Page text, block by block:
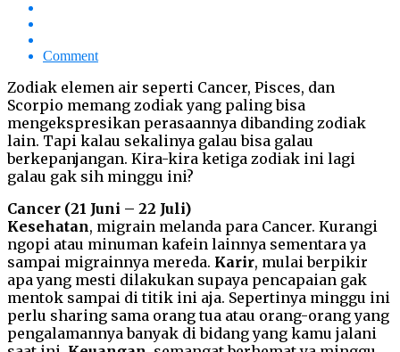
Comment
Zodiak elemen air seperti Cancer, Pisces, dan
Scorpio memang zodiak yang paling bisa
mengekspresikan perasaannya dibanding zodiak
lain. Tapi kalau sekalinya galau bisa galau
berkepanjangan. Kira-kira ketiga zodiak ini lagi
galau gak sih minggu ini?
Cancer (21 Juni – 22 Juli)
Kesehatan, migrain melanda para Cancer. Kurangi
ngopi atau minuman kafein lainnya sementara ya
sampai migrainnya mereda. Karir, mulai berpikir
apa yang mesti dilakukan supaya pencapaian gak
mentok sampai di titik ini aja. Sepertinya minggu ini
perlu sharing sama orang tua atau orang-orang yang
pengalamannya banyak di bidang yang kamu jalani